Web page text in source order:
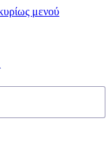
μενού